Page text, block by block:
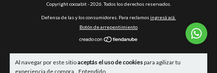
Al navegar por este sitioaceptás el uso de cookiespara agilizar tu
experiencia de compra.
Entendido
Copyright cocoabit - 2026. Todos los derechos reservados.
Defensa de las y los consumidores. Para reclamosingresá acá.
Botón de arrepentimiento